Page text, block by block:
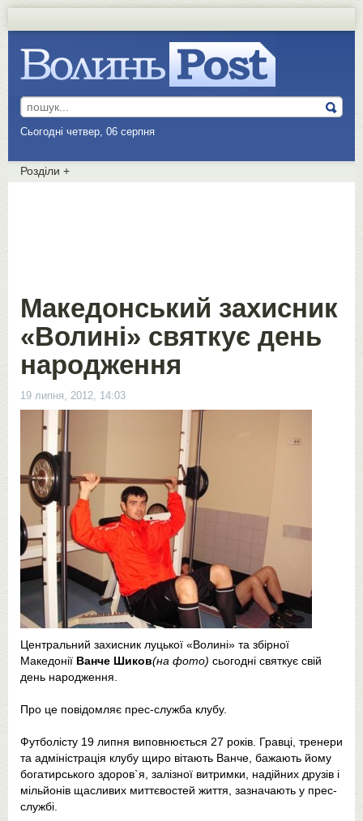
Сьогодні четвер, 06 серпня
Розділи +
Македонський захисник
«Волині» святкує день
народження
19 липня, 2012, 14:03
Центральний захисник луцької «Волині» та збірної
Македонії Ванче Шиков(на фото) сьогодні святкує свій
день народження.
Про це повідомляє прес-служба клубу.
Футболісту 19 липня виповнюється 27 років. Гравці, тренери
та адміністрація клубу щиро вітають Ванче, бажають йому
богатирського здоров`я, залізної витримки, надійних друзів і
мільйонів щасливих миттєвостей життя, зазначають у прес-
службі.